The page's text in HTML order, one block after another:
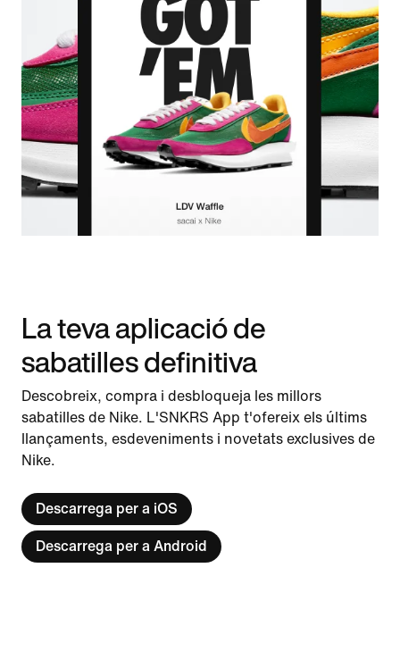
La teva aplicació de
sabatilles definitiva
Descobreix, compra i desbloqueja les millors
sabatilles de Nike. L'SNKRS App t'ofereix els últims
llançaments, esdeveniments i novetats exclusives de
Nike.
Descarrega per a iOS
Descarrega per a Android